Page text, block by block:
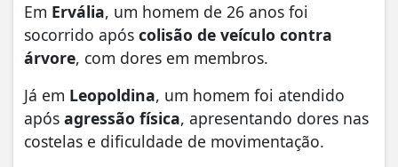
Em Ervália, um homem de 26 anos foi
socorrido após colisão de veículo contra
árvore, com dores em membros.
Já em Leopoldina, um homem foi atendido
após agressão física, apresentando dores nas
costelas e dificuldade de movimentação.